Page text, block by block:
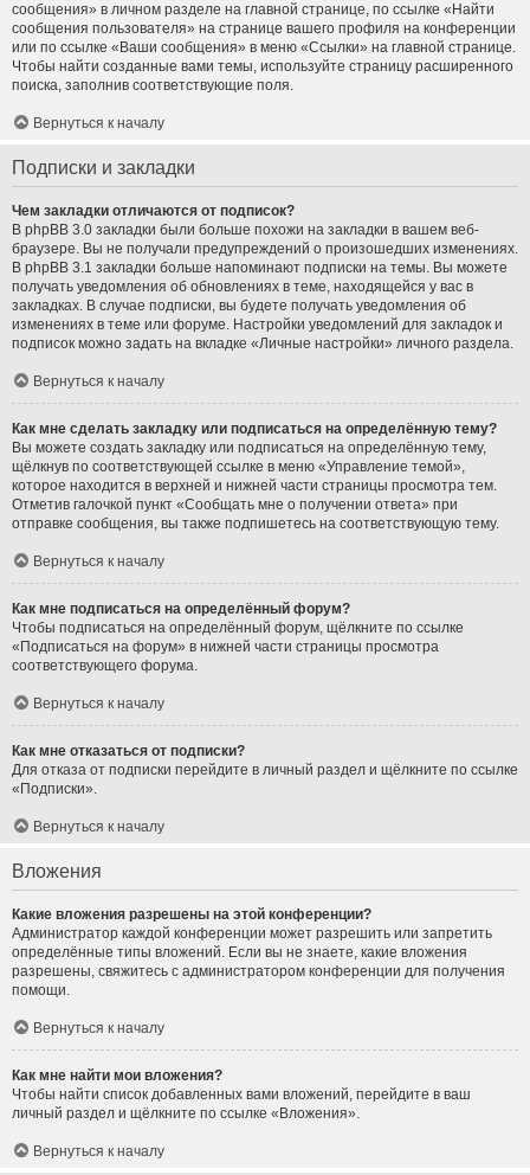
сообщения» в личном разделе на главной странице, по ссылке «Найти
сообщения пользователя» на странице вашего профиля на конференции
или по ссылке «Ваши сообщения» в меню «Ссылки» на главной странице.
Чтобы найти созданные вами темы, используйте страницу расширенного
поиска, заполнив соответствующие поля.
Вернуться к началу
Подписки и закладки
Чем закладки отличаются от подписок?
В phpBB 3.0 закладки были больше похожи на закладки в вашем веб-
браузере. Вы не получали предупреждений о произошедших изменениях.
В phpBB 3.1 закладки больше напоминают подписки на темы. Вы можете
получать уведомления об обновлениях в теме, находящейся у вас в
закладках. В случае подписки, вы будете получать уведомления об
изменениях в теме или форуме. Настройки уведомлений для закладок и
подписок можно задать на вкладке «Личные настройки» личного раздела.
Вернуться к началу
Как мне сделать закладку или подписаться на определённую тему?
Вы можете создать закладку или подписаться на определённую тему,
щёлкнув по соответствующей ссылке в меню «Управление темой»,
которое находится в верхней и нижней части страницы просмотра тем.
Отметив галочкой пункт «Сообщать мне о получении ответа» при
отправке сообщения, вы также подпишетесь на соответствующую тему.
Вернуться к началу
Как мне подписаться на определённый форум?
Чтобы подписаться на определённый форум, щёлкните по ссылке
«Подписаться на форум» в нижней части страницы просмотра
соответствующего форума.
Вернуться к началу
Как мне отказаться от подписки?
Для отказа от подписки перейдите в личный раздел и щёлкните по ссылке
«Подписки».
Вернуться к началу
Вложения
Какие вложения разрешены на этой конференции?
Администратор каждой конференции может разрешить или запретить
определённые типы вложений. Если вы не знаете, какие вложения
разрешены, свяжитесь с администратором конференции для получения
помощи.
Вернуться к началу
Как мне найти мои вложения?
Чтобы найти список добавленных вами вложений, перейдите в ваш
личный раздел и щёлкните по ссылке «Вложения».
Вернуться к началу